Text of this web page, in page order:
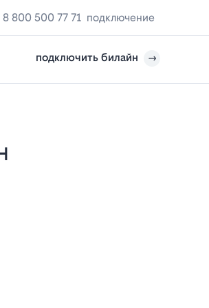
8 800 500 77 71 подключение
подключить билайн